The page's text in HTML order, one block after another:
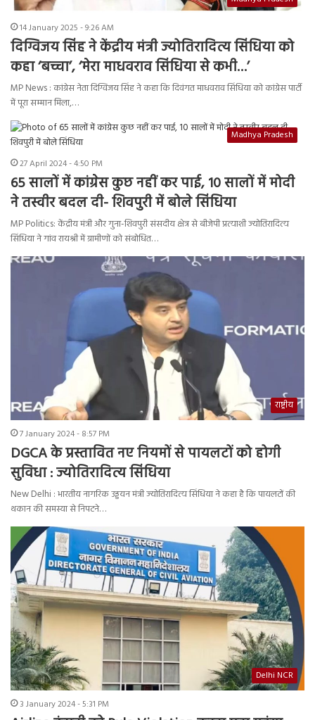
14 January 2025 - 9:26 AM
दिग्विजय सिंह ने केंद्रीय मंत्री ज्योतिरादित्य सिंधिया को
कहा ‘बच्चा’, ‘मेरा माधवराव सिंधिया से कभी…’
MP News : कांग्रेस नेता दिग्विजय सिंह ने कहा कि दिवंगत माधवराव सिंधिया को कांग्रेस पार्टी
में पूरा सम्मान मिला,…
Madhya Pradesh
27 April 2024 - 4:50 PM
65 सालों में कांग्रेस कुछ नहीं कर पाई, 10 सालों में मोदी
ने तस्वीर बदल दी- शिवपुरी में बोले सिंधिया
MP Politics: केंद्रीय मंत्री और गुना-शिवपुरी संसदीय क्षेत्र से बीजेपी प्रत्याशी ज्योतिरादित्य
सिंधिया ने गांव रायश्री में ग्रामीणों को संबोधित…
राष्ट्रीय
7 January 2024 - 8:57 PM
DGCA के प्रस्तावित नए नियमों से पायलटों को होगी
सुविधा : ज्योतिरादित्य सिंधिया
New Delhi : भारतीय नागरिक उड्डयन मंत्री ज्योतिरादित्य सिंधिया ने कहा है कि पायलटों की
थकान की समस्या से निपटने…
Delhi NCR
3 January 2024 - 5:31 PM